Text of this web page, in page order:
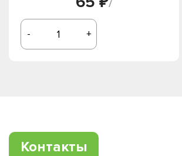
/
- +
Контакты